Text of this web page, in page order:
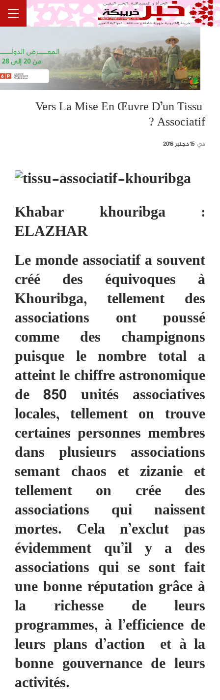
Vers La Mise En Œuvre D’un Tissu
Associatif ?
في 15 دجنبر 2016
Khabar khouribga :
ELAZHAR
Le monde associatif a souvent
créé des équivoques à
Khouribga, tellement des
associations ont poussé
comme des champignons
puisque le nombre total a
atteint le chiffre astronomique
de 850 unités associatives
locales, tellement on trouve
certaines personnes membres
dans plusieurs associations
semant chaos et zizanie et
tellement on crée des
associations qui naissent
mortes. Cela n’exclut pas
évidemment qu’il y a des
associations qui se sont fait
une bonne réputation grâce à
la richesse de leurs
programmes, à l’efficience de
leurs plans d’action et à la
bonne gouvernance de leurs
activités.